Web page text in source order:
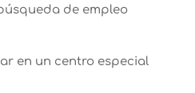
de empleo
en un centro especial